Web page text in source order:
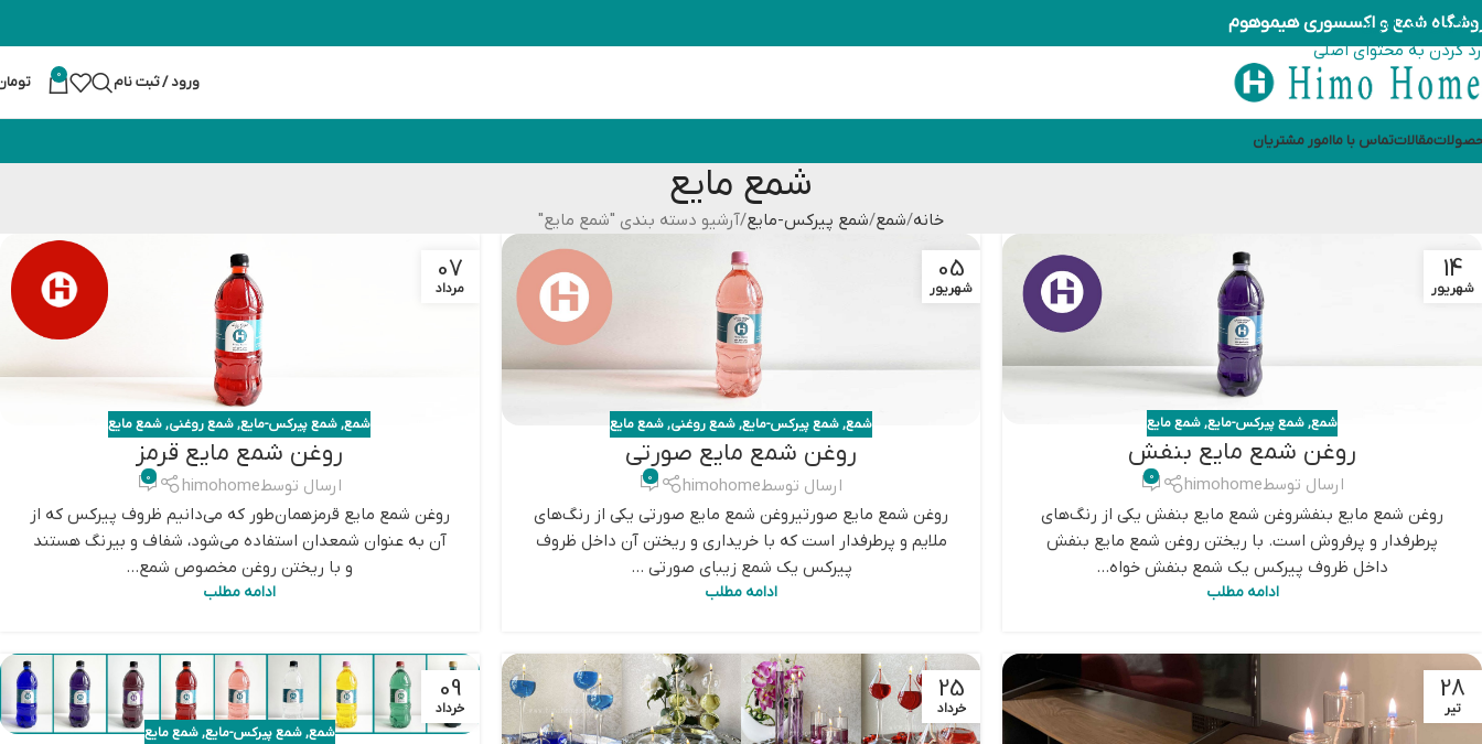
رد کردن به ناوبری
رد کردن به محتوای اصلی
شمع و اکسسوری هیموهوم
ورود / ثبت نام 0
مقالاتتماس با ماامور مشتریان
شمع مایع
خانه شمع شمع پیرکس-مایع آرشیو دسته بندی "شمع مایع"
14
شهریور
شمع,شمع پیرکس-مایع,شمع مایع
روغن شمع مایع بنفش
ارسال توسطhimohome
0
روغن شمع مایع بنفشروغن شمع مایع بنفش یکی از رنگ‌های
پرطرفدار و پرفروش است. با ریختن روغن شمع مایع بنفش
داخل ظروف پیرکس یک شمع بنفش خواه...
ادامه مطلب
05
شهریور
شمع,شمع پیرکس-مایع,شمع روغنی,شمع مایع
روغن شمع مایع صورتی
ارسال توسطhimohome
0
روغن شمع مایع صورتیروغن شمع مایع صورتی یکی از رنگ‌های
ملایم و پرطرفدار است که با خریداری و ریختن آن داخل ظروف
پیرکس یک شمع زیبای صورتی ...
ادامه مطلب
07
مرداد
شمع,شمع پیرکس-مایع,شمع روغنی,شمع مایع
روغن شمع مایع قرمز
ارسال توسطhimohome
0
روغن شمع مایع قرمزهمان‌طور که می‌دانیم ظروف پیرکس که از
آن به عنوان شمعدان استفاده می‌شود، شفاف و بیرنگ هستند
و با ریختن روغن مخصوص شمع...
ادامه مطلب
28
تیر
25
خرداد
09
خرداد
شمع,شمع پیرکس-مایع,شمع مایع